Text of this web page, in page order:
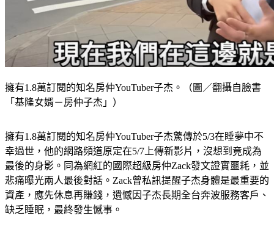
擁有1.8萬訂閱的知名房仲YouTuber子杰。（圖／翻攝自臉書
擁有1.8萬訂閱的知名房仲YouTuber子杰驚傳於5/3在睡夢中不
幸過世，他的網路頻道原定在5/7上傳新影片，沒想到竟成為
最後的身影。同為網紅的國際超級房仲Zack發文證實噩耗，並
悲痛曝光兩人最後對話。Zack曾私訊提醒子杰身體是最重要的
資產，應先休息再賺錢，遺憾因子杰長期全台奔波服務客戶、